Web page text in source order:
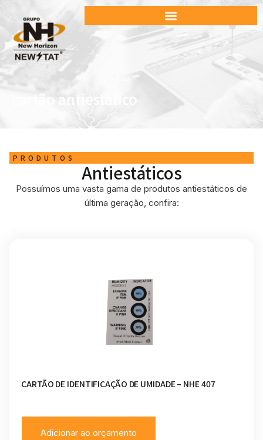
cartão antiestatico
PRODUTOS
Antiestáticos
Possuímos uma vasta gama de produtos antiestáticos de
última geração, confira:
CARTÃO DE IDENTIFICAÇÃO DE UMIDADE – NHE 407
Adicionar ao orçamento